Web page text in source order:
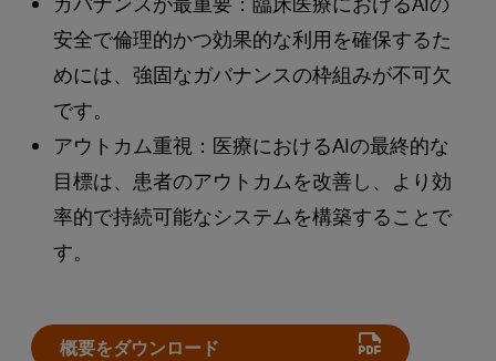
安全で倫理的かつ効果的な利用を確保するた
めには、強固なガバナンスの枠組みが不可欠
です。
アウトカム重視：医療におけるAIの最終的な
目標は、患者のアウトカムを改善し、より効
率的で持続可能なシステムを構築することで
す。
概要をダウンロード